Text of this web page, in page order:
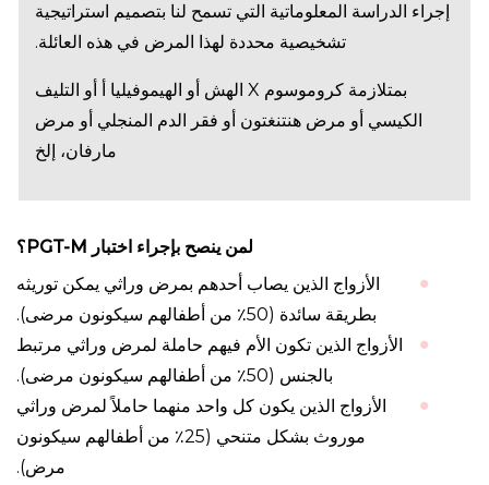
إجراء الدراسة المعلوماتية التي تسمح لنا بتصميم استراتيجية
تشخيصية محددة لهذا المرض في هذه العائلة.
بمتلازمة كروموسوم X الهش أو الهيموفيليا أ أو التليف
الكيسي أو مرض هنتنغتون أو فقر الدم المنجلي أو مرض
مارفان، إلخ
لمن ينصح بإجراء اختبار PGT-M؟
الأزواج الذين يصاب أحدهم بمرض وراثي يمكن توريثه
بطريقة سائدة (50٪ من أطفالهم سيكونون مرضى).
الأزواج الذين تكون الأم فيهم حاملة لمرض وراثي مرتبط
بالجنس (50٪ من أطفالهم سيكونون مرضى).
الأزواج الذين يكون كل واحد منهما حاملاً لمرض وراثي
موروث بشكل متنحي (25٪ من أطفالهم سيكونون
مرض).